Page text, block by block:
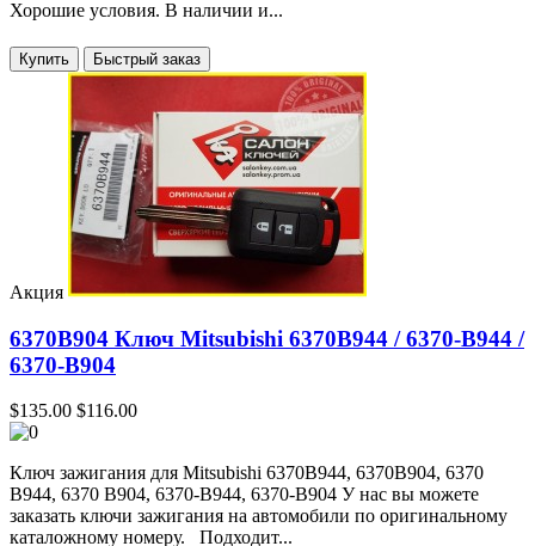
Хорошие условия. В наличии и...
Купить
Акция
6370B904 Ключ Mitsubishi 6370B944 / 6370-B944 /
6370-B904
$135.00 $116.00
Ключ зажигания для Mitsubishi 6370B944, 6370B904, 6370
B944, 6370 B904, 6370-B944, 6370-B904 У нас вы можете
заказать ключи зажигания на автомобили по оригинальному
каталожному номеру. Подходит...